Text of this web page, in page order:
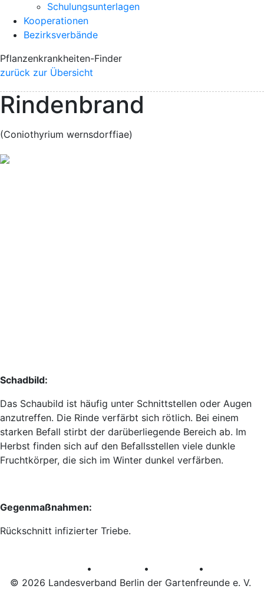
Schulungsunterlagen
Kooperationen
Bezirksverbände
Pflanzenkrankheiten-Finder
zurück zur Übersicht
Rindenbrand
(Coniothyrium wernsdorffiae)
Schadbild:
Das Schaubild ist häufig unter Schnittstellen oder Augen
anzutreffen. Die Rinde verfärbt sich rötlich. Bei einem
starken Befall stirbt der darüberliegende Bereich ab. Im
Herbst finden sich auf den Befallsstellen viele dunkle
Fruchtkörper, die sich im Winter dunkel verfärben.
Gegenmaßnahmen:
Rückschnitt infizierter Triebe.
• •
•
© 2026 Landesverband Berlin der Gartenfreunde e. V.